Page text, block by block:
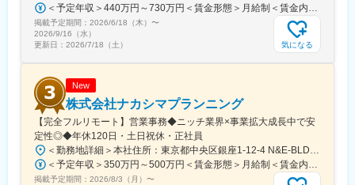
＜予定年収＞440万円～730万円＜賃金形態＞月給制＜賃金内訳＞月額（基本給）：291,800円～487,000円＜月給＞291,800円～487,000円＜昇給有無＞有＜残業手当＞有＜給与補足＞※上記想定年収には賞与3ヶ月分を含みます。金額は目安の金額であり、これまでのご経験・スキル・現年収等を総合的に考慮し決定いたします。■昇給：年1回■賞与：3ヶ月分（前年度実績）賃金はあくまでも目安の金額であり、選考を通じて上下する可能性があります。月給(月額)は固定手当を含めた表記です。
掲載予定期間： 2026/6/18（木） 〜
2026/9/16（水）
更新日： 2026/7/18（土） 気になる
New
株式会社ナカシマプランニング
【完全フルリモート】営業事務◆ニッチ業界×事業拡大成長中で安
定性◎◆年休120日・土日祝休・正社員
＜勤務地詳細＞本社住所：東京都中央区銀座1-12-4 N&E-BLD.7階受動喫煙対策：屋内全面禁煙変更の範囲：会社の定める事業所
＜予定年収＞350万円～500万円＜賃金形態＞月給制＜賃金内訳＞月額（基本給）：220,000円～270,000円＜月給＞220,000円～270,000円＜昇給有無＞有＜残業手当＞有＜給与補足＞■賞与：あり■昇給：あり賃金はあくまでも目安の金額であり、選考を通じて上下する可能性があります。月給(月額)は固定手当を含めた表記です。
掲載予定期間： 2026/8/3（月） 〜